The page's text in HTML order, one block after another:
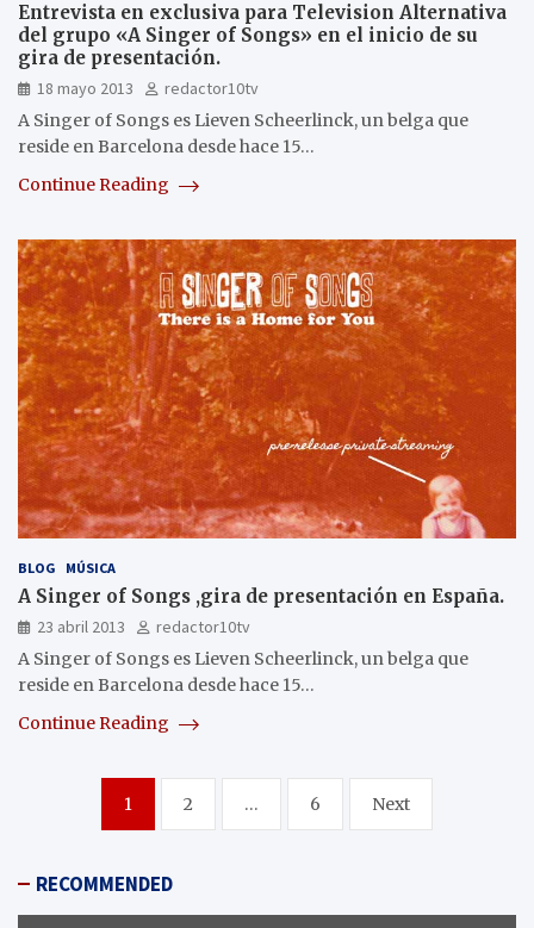
Entrevista en exclusiva para Television Alternativa
del grupo «A Singer of Songs» en el inicio de su
gira de presentación.
18 mayo 2013
redactor10tv
A Singer of Songs es Lieven Scheerlinck, un belga que
reside en Barcelona desde hace 15…
Continue Reading
BLOG MÚSICA
A Singer of Songs ,gira de presentación en España.
23 abril 2013
redactor10tv
A Singer of Songs es Lieven Scheerlinck, un belga que
reside en Barcelona desde hace 15…
Continue Reading
Paginación
entradas
1 2 … 6 Next
RECOMMENDED